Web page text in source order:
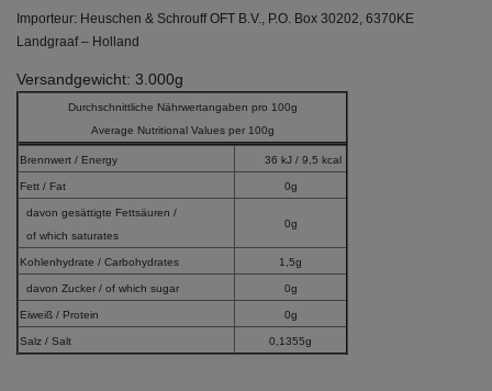
Importeur: Heuschen & Schrouff OFT B.V., P.O. Box 30202, 6370KE
Landgraaf – Holland
Versandgewicht: 3.000g
Durchschnittliche Nährwertangaben pro 100g
Average Nutritional Values per 100g
Brennwert / Energy 36 kJ / 9,5 kcal
Fett / Fat 0g
davon gesättigte Fettsäuren /
of which saturates
0g
Kohlenhydrate / Carbohydrates 1,5g
davon Zucker / of which sugar 0g
Eiweiß / Protein 0g
Salz / Salt 0,1355g